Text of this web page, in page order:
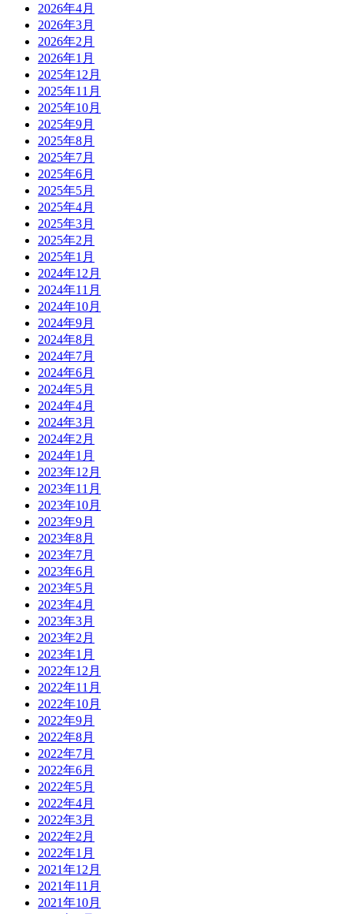
2026年4月
2026年3月
2026年2月
2026年1月
2025年12月
2025年11月
2025年10月
2025年9月
2025年8月
2025年7月
2025年6月
2025年5月
2025年4月
2025年3月
2025年2月
2025年1月
2024年12月
2024年11月
2024年10月
2024年9月
2024年8月
2024年7月
2024年6月
2024年5月
2024年4月
2024年3月
2024年2月
2024年1月
2023年12月
2023年11月
2023年10月
2023年9月
2023年8月
2023年7月
2023年6月
2023年5月
2023年4月
2023年3月
2023年2月
2023年1月
2022年12月
2022年11月
2022年10月
2022年9月
2022年8月
2022年7月
2022年6月
2022年5月
2022年4月
2022年3月
2022年2月
2022年1月
2021年12月
2021年11月
2021年10月